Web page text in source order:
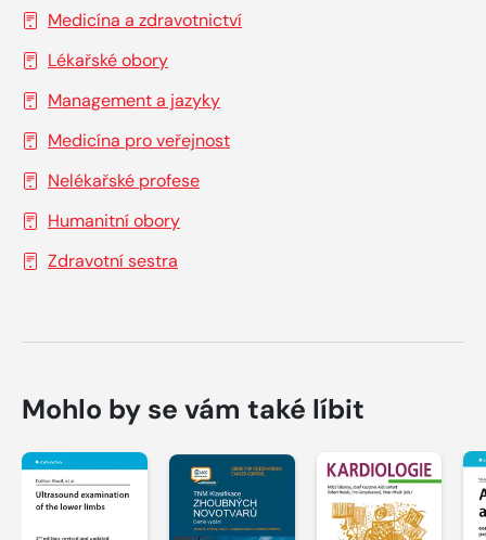
Medicína a zdravotnictví
Lékařské obory
Management a jazyky
Medicína pro veřejnost
Nelékařské profese
Humanitní obory
Zdravotní sestra
Mohlo by se vám také líbit